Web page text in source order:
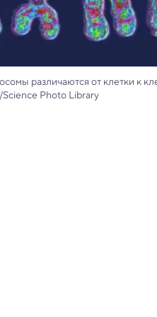
различаются от клетки к
Photo Library